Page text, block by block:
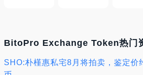
BitoPro Exchange Token热门
SHO:朴槿惠私宅8月将拍卖，鉴定价